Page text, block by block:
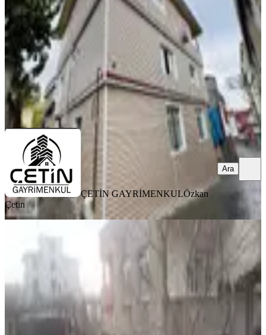
3+1·200 m² 27.02.2026
5.600.000 ₺
ÇETİN GAYRİMENKULÖzkan Çetin
ÇETİN GAYRİMENKULÖzkan
Çetin
Ara
Mehmet Akifde Satılık Müstakil Ev
Dulkadiroğlu, Yeni Şehir Mahallesi
26.02.2026
5.500.000 ₺